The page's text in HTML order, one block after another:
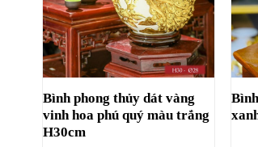
Bình phong thủy dát vàng
vinh hoa phú quý màu trắng
H30cm